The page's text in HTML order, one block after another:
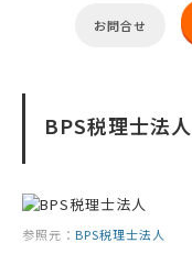
お問合せ
BPS税理士法人
参照元： BPS税理士法人